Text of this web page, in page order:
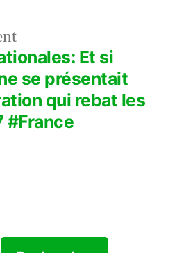
Article
précédent :Et si
se présentait
qui rebat les
#France